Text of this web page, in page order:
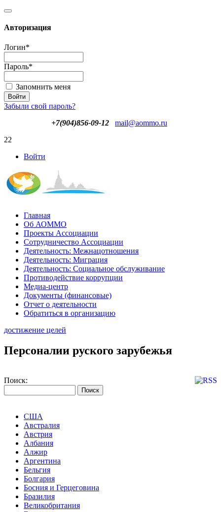
Авторизация
Логин*
Пароль*
Запомнить меня
Забыли свой пароль?
+7(904)856-09-12
mail@aommo.ru
22
Войти
Главная
Об АОММО
Проекты Ассоциации
Сотрудничество Ассоциации
Деятельность: Межнацотношения
Деятельность: Миграция
Деятельность: Социальное обслуживание
Противодействие коррупции
Медиа-центр
Документы (финансовые)
Отчет о деятельности
Обратиться в организацию
достижение целей
Персоналии руского зарубежья
Поиск:
США
Австралия
Австрия
Албания
Алжир
Аргентина
Бельгия
Болгария
Босния и Герцеговина
Бразилия
Великобритания